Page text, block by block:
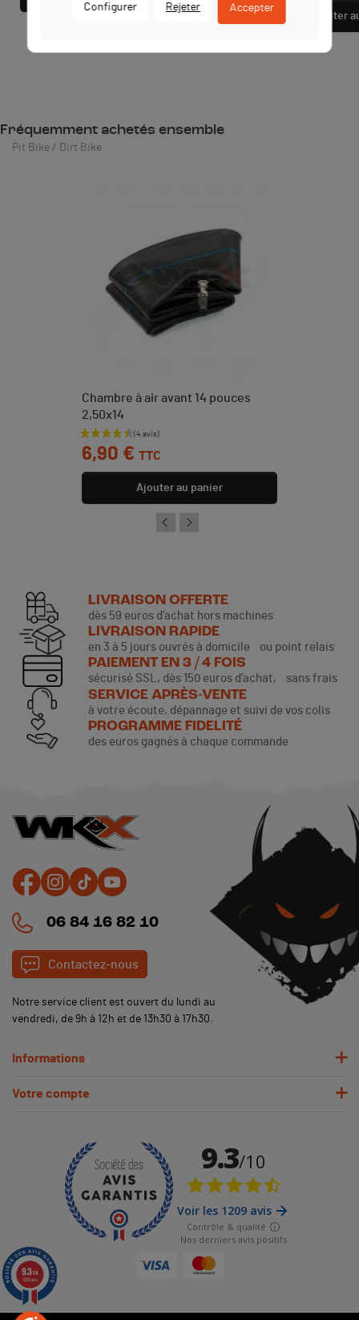
(1 avis)
Ajouter
Fréquemment achetés ensemble
Pit Bike / Dirt Bike
Chambre à air avant 14 pouces
2,50x14
Prix
6,90 € TTC
Ajouter au panier
LIVRAISON OFFERTE
dès 59 euros d’achat hors machines
LIVRAISON RAPIDE
en 3 à 5 jours ouvrés à domicile ou point relais
PAIEMENT EN 3 / 4 FOIS
sécurisé SSL, dès 150 euros d’achat, sans frais
SERVICE APRÈS-VENTE
à votre écoute, dépannage et suivi de vos colis
PROGRAMME FIDELITÉ
des euros gagnés à chaque commande
06 84 16 82 10
Contactez-nous
Notre service client est ouvert du lundi au
vendredi, de 9h à 12h et de 13h30 à 17h30.
Informations
Votre compte
Configurer Rejeter Accepter
9.3/10
1209 avis